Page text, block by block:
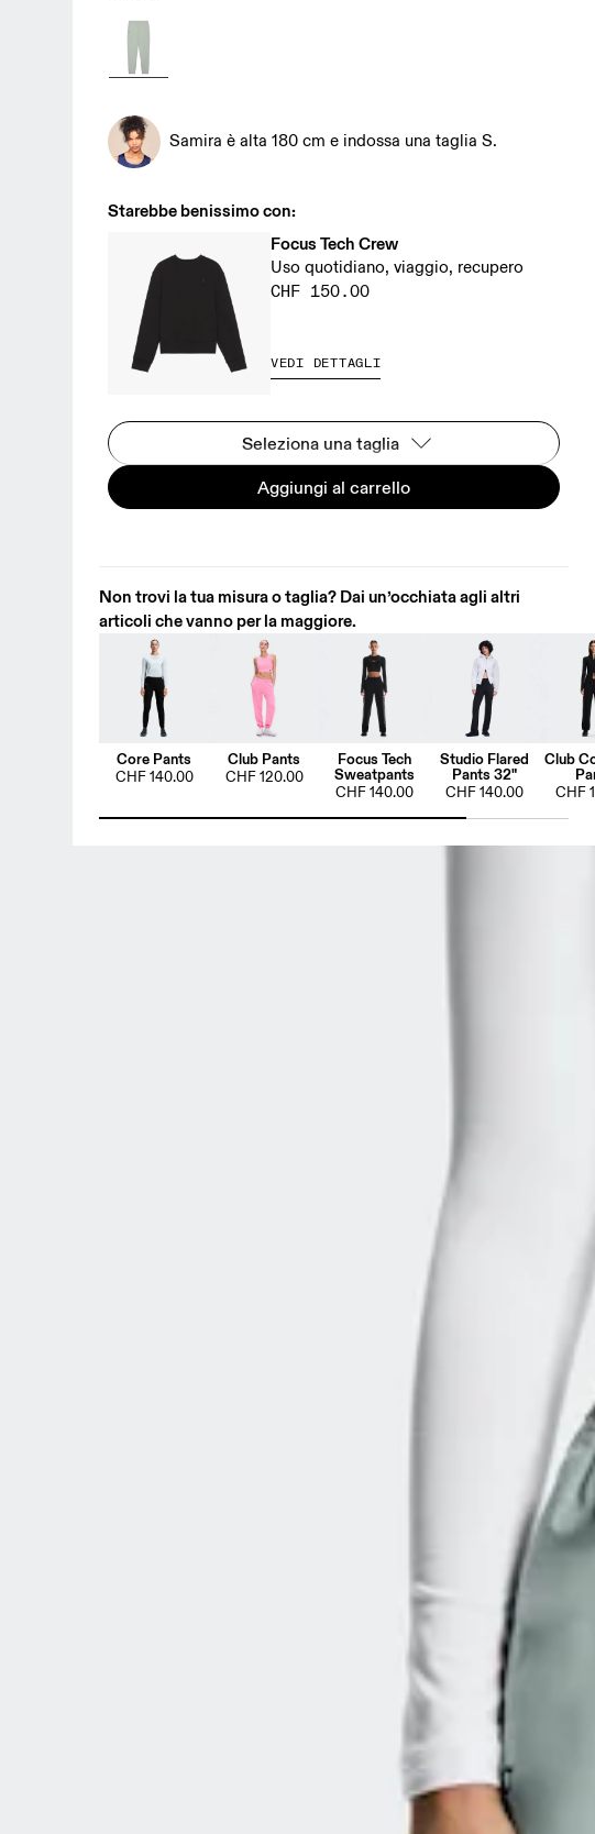
Samira è alta 180 cm e indossa una taglia S.
Starebbe benissimo con:
Focus Tech Crew
Uso quotidiano, viaggio, recupero
CHF 150.00
VEDI DETTAGLI
Seleziona una taglia
Aggiungi al carrello
Non trovi la tua misura o taglia? Dai un’occhiata agli altri
articoli che vanno per la maggiore.
Core Pants
CHF 140.00
Club Pants
CHF 120.00
Focus Tech
Sweatpants
CHF 140.00
Studio Flared
Pants 32"
CHF 140.00
Club
CHF